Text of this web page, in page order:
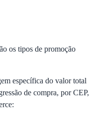
os tipos de promoção
específica do valor total
de compra, por CEP,